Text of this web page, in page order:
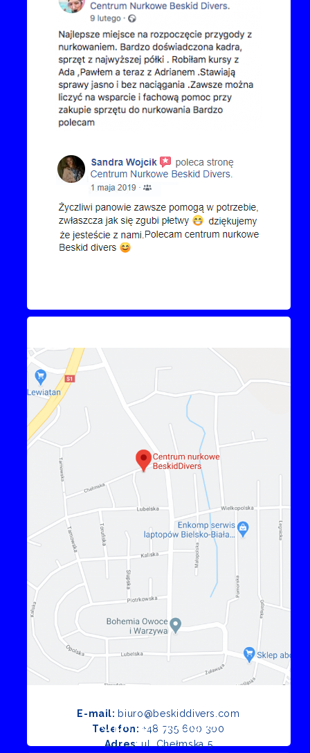
E-mail: biuro@beskiddivers.com
Telefon: +48 735 600 300
Adres: ul. Chełmska 5
Opinie Google